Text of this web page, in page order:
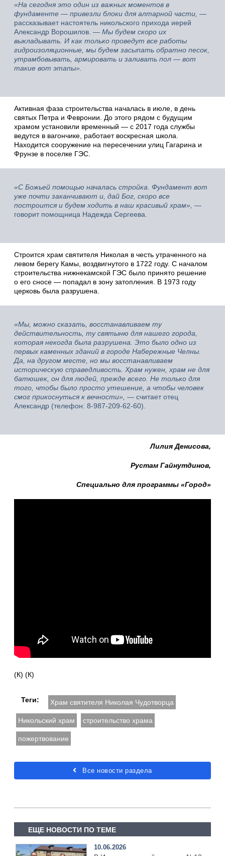
«На сегодня это один из важных моментов в
фундаменте — привезли блоки для алтарной части, —
рассказывает настоятель никольского прихода иерей
Александр Ворошилов. — Мы будем скоро их
выкладывать. И как только проведут все работы
гидроизоляционные, мы будем засыпать обратно песок,
утрамбовывать, армировать и заливать пол — вот
такие вот этапы».
Активная фаза строительства началась в июле, в день
святых Петра и Февронии. До этого рядом с будущим
храмом установили временный — с 2017 года службы
ведутся в вагончике, работает воскресная школа.
Находится сооружение на пересечении улиц Гагарина и
Фрунзе в поселке ГЭС.
«С Божьей помощью началась стройка. Фундамент вот
уже почти заканчивают и, дай Бог, скоро все
построится и будем ходить в наш красивый храм», —
говорит помощница Надежда Сергеева.
Строится храм святителя Николая в честь утраченного на
левом берегу Камы, воздвигнутого в 1722 году. С началом
строительства нижнекамской ГЭС было принято решение
о его сносе — попадал в зону затопления. В 1973 году
церковь была разрушена.
«Мы, можно сказать, восстанавливаем ту
действительность, ту святыню для нашего города,
которая некогда была разрушена. Это было одно из
первых каменных зданий в городе Набережные Челны.
Да, на другом месте, но мы восстанавливаем
историческую справедливость. Храм нужен, храм не для
батюшек, он для людей, прежде всего. Не только для
того, чтобы было просто утешение, а чтобы человек
смог прикоснуться к вечности», — считает отец
Александр (телефон: 8-987-209-62-60).
Лилия Денисова,
Рустам Гайнутдинов,
Специально для программы «Город»
(К) (К)
Теги: Храм святителя Николая Чудотворца
Никольский храм строительство храма
пожертвование
Все новости раздела
ЕЩЕ НОВОСТИ ПО ТЕМЕ
10.06.2026